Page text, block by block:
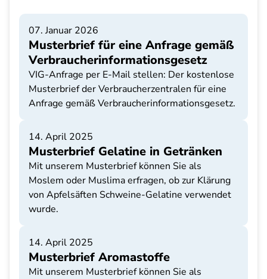
07. Januar 2026
Musterbrief für eine Anfrage gemäß
Verbraucherinformationsgesetz
VIG-Anfrage per E-Mail stellen: Der kostenlose
Musterbrief der Verbraucherzentralen für eine
Anfrage gemäß Verbraucherinformationsgesetz.
14. April 2025
Musterbrief Gelatine in Getränken
Mit unserem Musterbrief können Sie als
Moslem oder Muslima erfragen, ob zur Klärung
von Apfelsäften Schweine-Gelatine verwendet
wurde.
14. April 2025
Musterbrief Aromastoffe
Mit unserem Musterbrief können Sie als